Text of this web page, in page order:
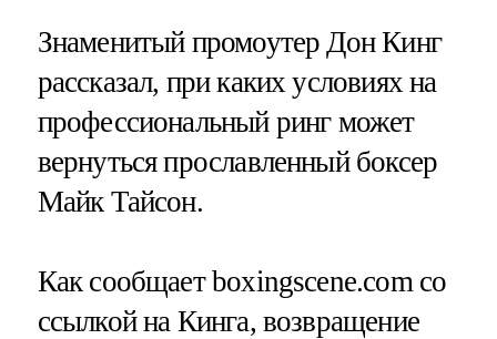
Знаменитый промоутер Дон Кинг
рассказал, при каких условиях на
профессиональный ринг может
вернуться прославленный боксер
Майк Тайсон.
Как сообщает boxingscene.com со
ссылкой на Кинга, возвращение